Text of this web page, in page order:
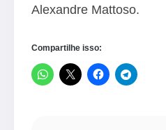
Alexandre Mattoso.
Compartilhe isso: